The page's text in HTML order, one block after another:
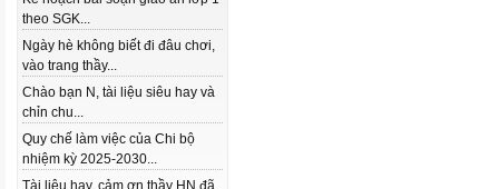
theo SGK...
Ngày hè không biết đi đâu chơi,
vào trang thầy...
Chào bạn N, tài liệu siêu hay và
chỉn chu...
Quy chế làm việc của Chi bộ
nhiệm kỳ 2025-2030...
Tài liệu hay, cảm ơn thầy HN đã